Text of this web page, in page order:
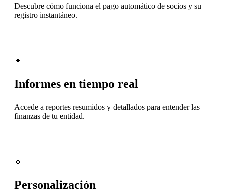
Descubre cómo funciona el pago automático de socios y su
registro instantáneo.
🔹
Informes en tiempo real
Accede a reportes resumidos y detallados para entender las
finanzas de tu entidad.
🔹
Personalización